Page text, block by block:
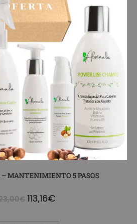
– MANTENIMIENTO 5 PASOS
€ 113,16€